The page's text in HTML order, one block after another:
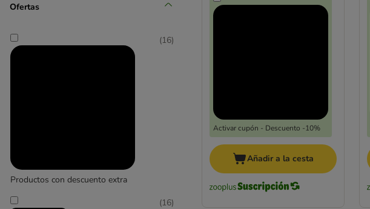
Ofertas
Productos con descuento extra
(16)
(16)
Activar cupón - Descuento -10%
Añadir a la cesta